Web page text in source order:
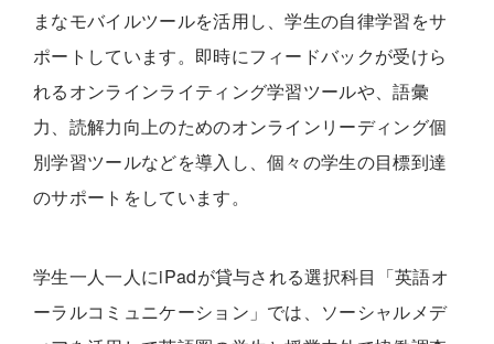
まなモバイルツールを活用し、学生の自律学習をサ
ポートしています。即時にフィードバックが受けら
れるオンラインライティング学習ツールや、語彙
力、読解力向上のためのオンラインリーディング個
別学習ツールなどを導入し、個々の学生の目標到達
のサポートをしています。
学生一人一人にiPadが貸与される選択科目「英語オ
ーラルコミュニケーション」では、ソーシャルメデ